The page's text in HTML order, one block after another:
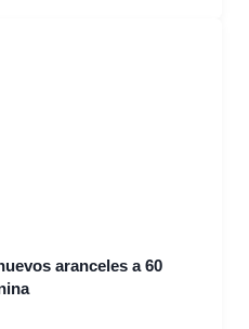
aranceles a 60